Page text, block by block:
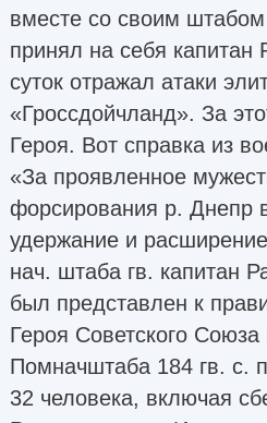
вместе со своим
принял на себя капитан
суток отражал атаки
«Гроссдойчланд». За
Героя. Вот справка из
«За проявленное
форсирования р. Днепр
удержание и
нач. штаба гв. капитан
был представлен к
Героя Советского
Помначштаба 184 гв. с.
32 человека, включая